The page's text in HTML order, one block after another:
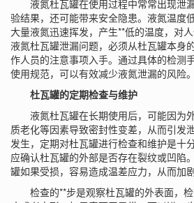
液氮杜瓦罐在使用过程中常常出现泄
验结果，还可能带来安全隐患。液氮温度
大量液氮迅速挥发，产生**低的温度，对
液氮杜瓦罐泄漏问题，必须从杜瓦罐本身
作人员的注意事项入手。通过具体的检测
使用规范，可以有效减少液氮泄漏的风险。
杜瓦罐的定期检查与维护
液氮杜瓦罐在长期使用后，可能因为
质老化等因素导致密封性变差，从而引发
发生，定期对杜瓦罐进行检查和维护是十
应确认杜瓦罐的外部是否存在裂纹或凹陷
罐如果受损，容易造成温差应力，从而加
检查的**步是观察杜瓦罐的外表面，检